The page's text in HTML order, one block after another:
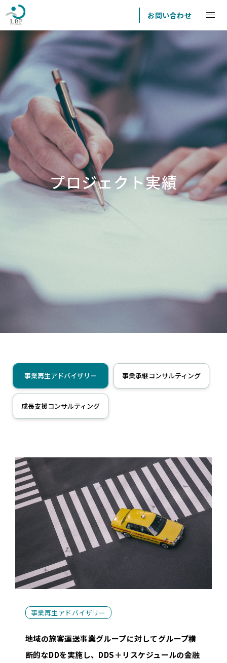
お問い合わせ
プロジェクト実績
事業再生アドバイザリー 事業承継コンサルティング
成長支援コンサルティング
事業再生アドバイザリー
地域の旅客運送事業グループに対してグループ横
断的なDDを実施し、DDS＋リスケジュールの金融